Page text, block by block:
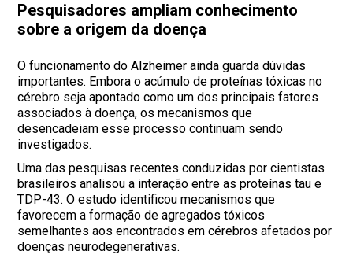
Pesquisadores ampliam conhecimento
sobre a origem da doença
O funcionamento do Alzheimer ainda guarda dúvidas
importantes. Embora o acúmulo de proteínas tóxicas no
cérebro seja apontado como um dos principais fatores
associados à doença, os mecanismos que
desencadeiam esse processo continuam sendo
investigados.
Uma das pesquisas recentes conduzidas por cientistas
brasileiros analisou a interação entre as proteínas tau e
TDP-43. O estudo identificou mecanismos que
favorecem a formação de agregados tóxicos
semelhantes aos encontrados em cérebros afetados por
doenças neurodegenerativas.